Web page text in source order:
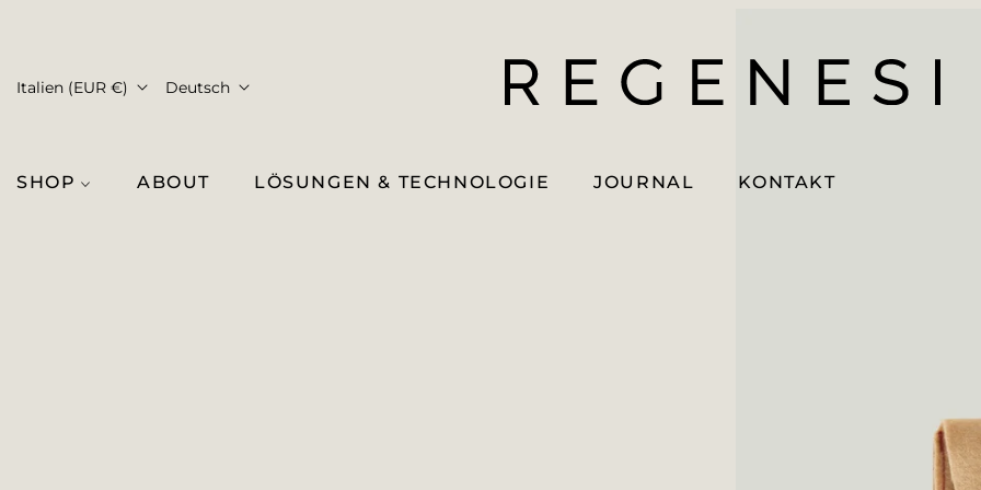
Italien (EUR €) Deutsch
SHOP ABOUT LÖSUNGEN & TECHNOLOGIE JOURNAL KONTAKT